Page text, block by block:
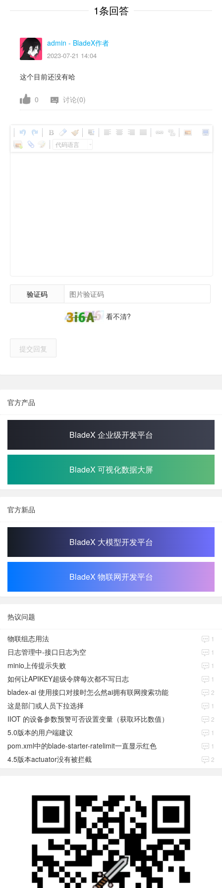
1条回答
admin - BladeX作者
2023-07-21 14:04
这个目前还没有哈
0 讨论(0)
代码语言
验证码
看不清?
提交回复
官方产品
BladeX 企业级开发平台
BladeX 可视化数据大屏
官方新品
BladeX 大模型开发平台
BladeX 物联网开发平台
热议问题
物联组态用法 1
日志管理中-接口日志为空 1
minio上传提示失败 1
如何让APIKEY超级令牌每次都不写日志 1
bladex-ai 使用接口对接时怎么然ai拥有联网搜索功能 2
这是部门或人员下拉选择 1
IIOT 的设备参数预警可否设置变量（获取环比数值） 2
5.0版本的用户端建议 1
pom.xml中的blade-starter-ratelimit一直显示红色 1
4.5版本actuator没有被拦截 2